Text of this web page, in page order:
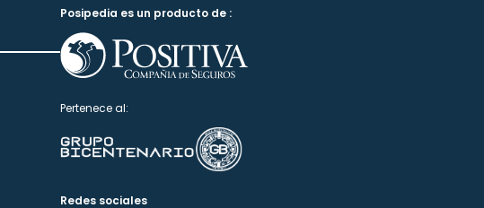
Posipedia es un producto de :
Pertenece al:
Redes sociales